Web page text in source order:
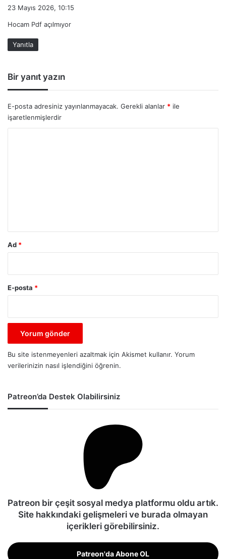
i
k
i
23 Mayıs 2026, 10:15
Hocam Pdf açılmıyor
Yanıtla
Bir yanıt yazın
E-posta adresiniz yayınlanmayacak. Gerekli alanlar * ile
işaretlenmişlerdir
Ad *
E-posta *
Bu site istenmeyenleri azaltmak için Akismet kullanır. Yorum
verilerinizin nasıl işlendiğini öğrenin.
Patreon’da Destek Olabilirsiniz
Patreon bir çeşit sosyal medya platformu oldu artık.
Site hakkındaki gelişmeleri ve burada olmayan
içerikleri görebilirsiniz.
Patreon'da Abone OL